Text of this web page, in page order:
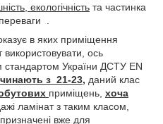
екологічність та частинка
.
в яких приміщення
ось
стандартом України ДСТУ EN
з 21-23, даний клас
приміщень, хоча
ламінат з таким класом,
вже для